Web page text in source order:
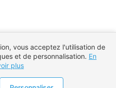
vous acceptez l'utilisation de
et de personnalisation. En
plus